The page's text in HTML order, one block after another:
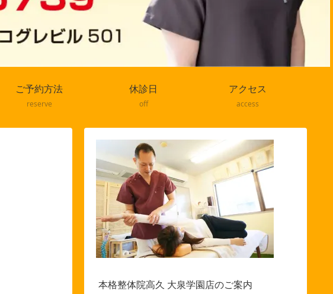
ご予約方法
reserve
休診日
off
アクセス
access
本格整体院高久 大泉学園店のご案内